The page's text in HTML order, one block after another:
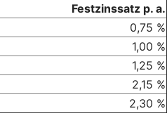
Festzinssatz p. a.
0,75 %
1,00 %
1,25 %
2,15 %
2,30 %